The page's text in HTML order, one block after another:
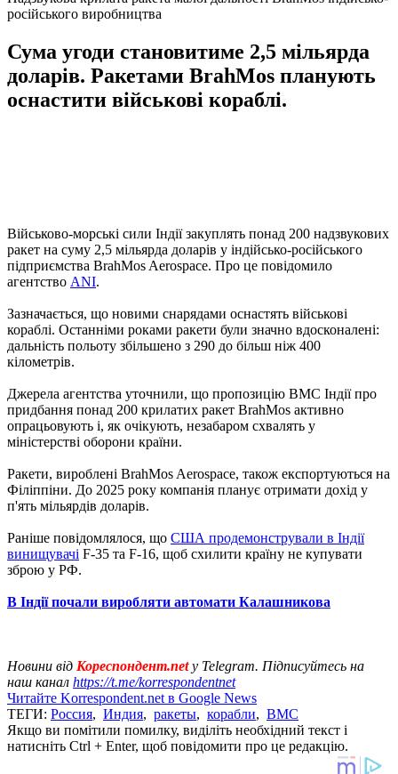
російського виробництва
Сума угоди становитиме 2,5 мільярда
доларів. Ракетами BrahMos планують
оснастити військові кораблі.
Військово-морські сили Індії закуплять понад 200 надзвукових
ракет на суму 2,5 мільярда доларів у індійсько-російського
підприємства BrahMos Aerospace. Про це повідомило
агентство ANI.
Зазначається, що новими снарядами оснастять військові
кораблі. Останніми роками ракети були значно вдосконалені:
дальність польоту збільшено з 290 до більш ніж 400
кілометрів.
Джерела агентства уточнили, що пропозицію ВМС Індії про
придбання понад 200 крилатих ракет BrahMos активно
опрацьовують і, як очікують, незабаром схвалять у
міністерстві оборони країни.
Ракети, вироблені BrahMos Aerospace, також експортуються на
Філіппіни. До 2025 року компанія планує отримати дохід у
п'ять мільярдів доларів.
Раніше повідомлялося, що США продемонстрували в Індії
винищувачі F-35 та F-16, щоб схилити країну не купувати
зброю у РФ.
В Індії почали виробляти автомати Калашникова
Новини від Кореспондент.netу Telegram. Підписуйтесь на
наш канал https://t.me/korrespondentnet
Читайте Korrespondent.net в Google News
ТЕГИ: Россия, Индия, ракеты, корабли, ВМС
Якщо ви помітили помилку, виділіть необхідний текст і
натисніть Ctrl + Enter, щоб повідомити про це редакцію.